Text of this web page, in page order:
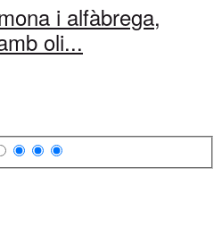
i alfàbrega,
oli...